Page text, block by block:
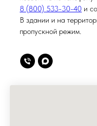
8 (800) 533-30-40 и
В здании и на
пропускной режим.